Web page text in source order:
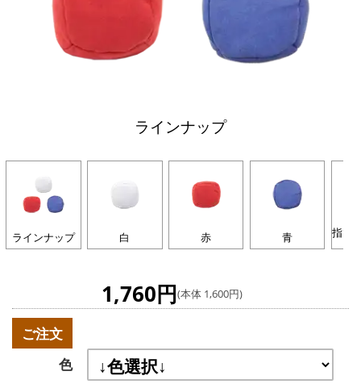
ラインナップ
ラインナップ 白 赤 青 指で
1,760円(本体 1,600円)
ご注文
色